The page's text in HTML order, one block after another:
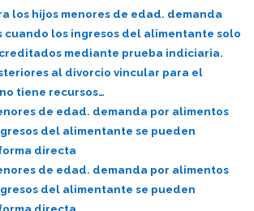
los hijos menores de edad. demanda
cuando los ingresos del alimentante solo
mediante prueba indiciaria.
al divorcio vincular para el
tiene recursos…
de edad. demanda por alimentos
del alimentante se pueden
directa
de edad. demanda por alimentos
del alimentante se pueden
directa